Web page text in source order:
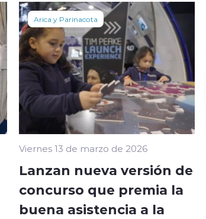
Arica y Parinacota
Viernes 13 de marzo de 2026
Lanzan nueva versión de
concurso que premia la
buena asistencia a la